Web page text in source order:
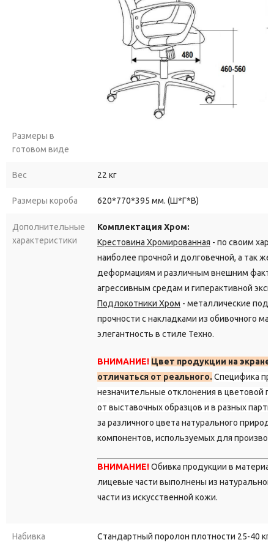
Размеры в
готовом виде
Вес 22 кг
Размеры короба 620*770*395 мм. (Ш*Г*В)
Дополнительные
характеристики
Комплектация Хром:
Крестовина Хромированная - по своим
наиболее прочной и долговечной, а так
деформациям и различным внешним
агрессивным средам и гиперактивной
Подлокотники Хром - металлические
прочности с накладками из обивочного
элегантность в стиле Техно.
ВНИМАНИЕ! Цвет продукции на
отличаться от реального. Специфика
незначительные отклонения в цветовой
от выставочных образцов и в разных
за различного цвета натурального
компонентов, используемых для
ВНИМАНИЕ!Обивка продукции в
лицевые части выполнены из
части из искусственной кожи.
Набивка Стандартный поролон плотности 25-40